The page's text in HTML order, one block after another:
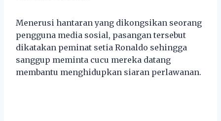
Menerusi hantaran yang dikongsikan seorang
pengguna media sosial, pasangan tersebut
dikatakan peminat setia Ronaldo sehingga
sanggup meminta cucu mereka datang
membantu menghidupkan siaran perlawanan.